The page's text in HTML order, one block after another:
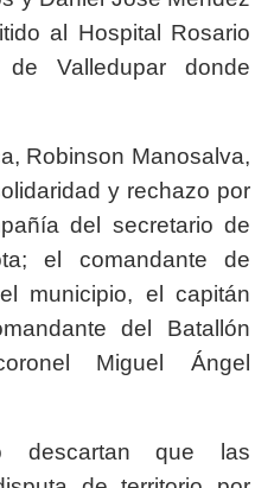
al Hospital Rosario
Valledupar donde
Robinson Manosalva,
y rechazo por
del secretario de
el comandante de
municipio, el capitán
del Batallón
Miguel Ángel
descartan que las